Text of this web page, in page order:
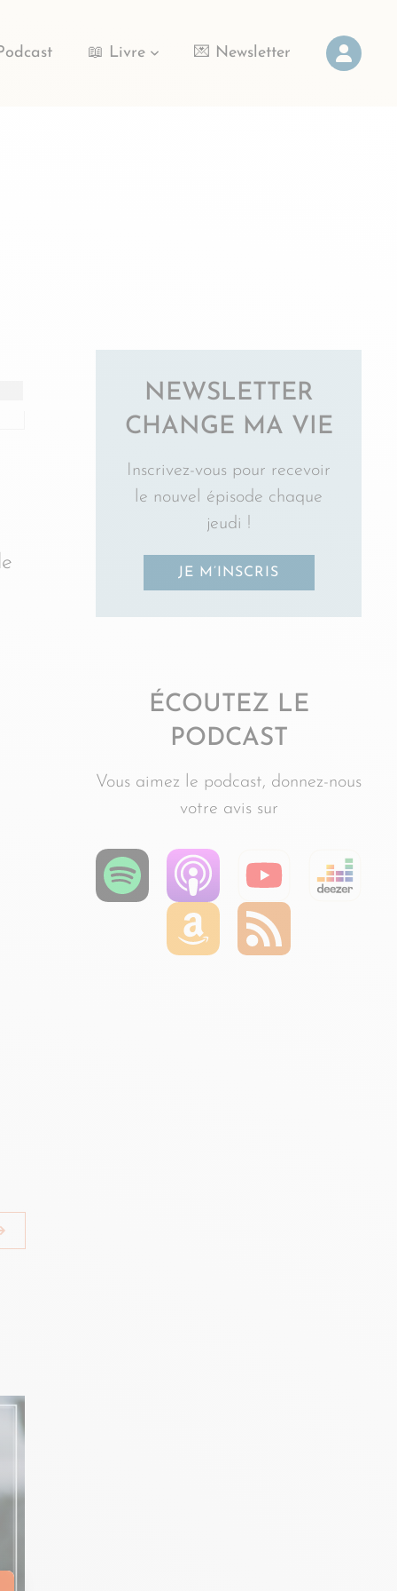
📖 Livre 💌 Newsletter
NEWSLETTER
CHANGE MA VIE
Inscrivez-vous pour recevoir
le nouvel épisode chaque
jeudi !
JE M’INSCRIS
ÉCOUTEZ LE
PODCAST
Vous aimez le podcast, donnez-nous
votre avis sur